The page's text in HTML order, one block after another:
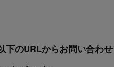
のURLからお問い合わせ